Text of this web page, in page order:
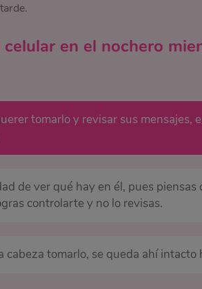
en el nochero
tomarlo y revisar sus mensajes,
de ver qué hay en él, pues
controlarte y no lo revisas.
cabeza tomarlo, se queda ahí